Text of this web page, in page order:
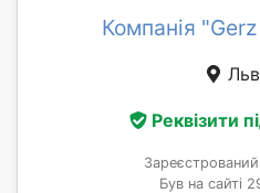
Компанія
Реквізити
Був на сайті